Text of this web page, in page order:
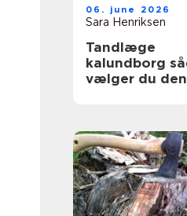
06. june 2026
Sara Henriksen
Tandlæge
kalundborg sådan
vælger du den